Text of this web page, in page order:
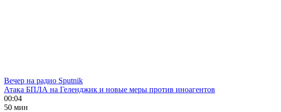
Вечер на радио Sputnik
Атака БПЛА на Геленджик и новые меры против иноагентов
00:04
50 мин